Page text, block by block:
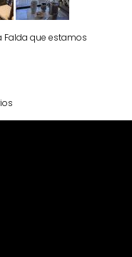
Falda que estamos